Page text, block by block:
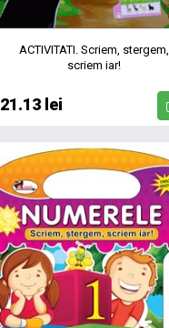
ACTIVITATI. Scriem, stergem,
scriem iar!
21.13 lei